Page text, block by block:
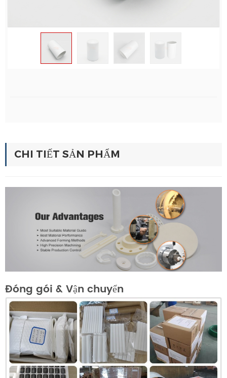
CHI TIẾT SẢN PHẨM
Đóng gói & Vận chuyển